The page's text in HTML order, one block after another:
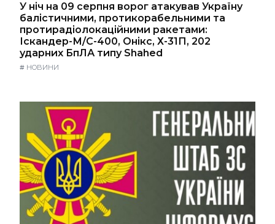
У ніч на 09 серпня ворог атакував Україну
балістичними, протикорабельними та
протирадіолокаційними ракетами:
Іскандер-М/С-400, Онікс, Х-31П, 202
ударних БпЛА типу Shahed
# НОВИНИ